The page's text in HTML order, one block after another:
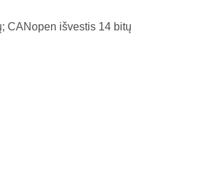
CANopen išvestis 14 bitų